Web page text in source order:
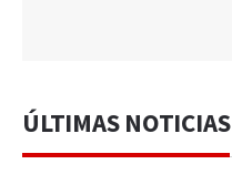
ÚLTIMAS NOTICIAS